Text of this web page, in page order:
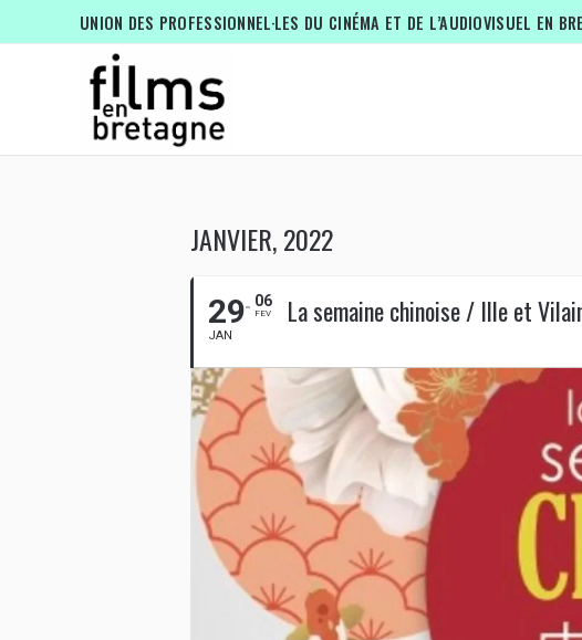
UNION DES PROFESSIONNEL·LES DU CINÉMA ET DE L’AUDIOVISUEL EN
JANVIER, 2022
29
JAN
06
FEV La semaine chinoise / Ille et